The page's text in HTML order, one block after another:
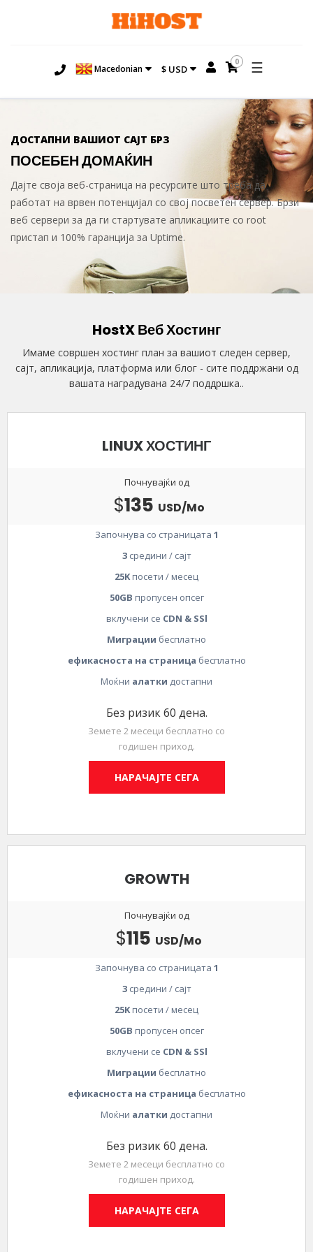
Macedonian $ USD
0 ☰
ДОСТАПНИ ВАШИОТ САЈТ БРЗ
ПОСЕБЕН ДОМАЌИН
Дајте своја веб-страница на ресурсите што треба да
работат на врвен потенцијал со свој посветен сервер. Брзи
веб сервери за да ги стартувате апликациите со root
пристап и 100% гаранција за Uptime.
HostX Веб Хостинг
Имаме совршен хостинг план за вашиот следен сервер,
сајт, апликација, платформа или блог - сите поддржани од
вашата наградувана 24/7 поддршка..
LINUX ХОСТИНГ
Почнувајќи од
$135 USD/Mo
Започнува со страницата 1
3средини / сајт
25Kпосети / месец
50GB пропусен опсег
вклучени се CDN & SSl
Миграции бесплатно
ефикасноста на страница бесплатно
Моќни алатки достапни
Без ризик 60 дена.
Земете 2 месеци бесплатно со
годишен приход.
НАРАЧАЈТЕ СЕГА
GROWTH
Почнувајќи од
$115 USD/Mo
Започнува со страницата 1
3средини / сајт
25Kпосети / месец
50GB пропусен опсег
вклучени се CDN & SSl
Миграции бесплатно
ефикасноста на страница бесплатно
Моќни алатки достапни
Без ризик 60 дена.
Земете 2 месеци бесплатно со
годишен приход.
НАРАЧАЈТЕ СЕГА